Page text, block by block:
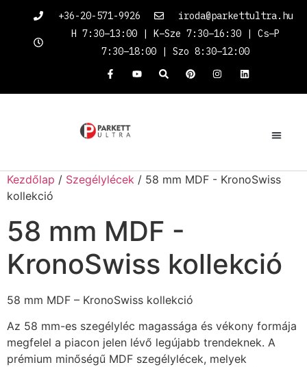
+36-20-571-9926
iroda@parkettultra.hu
H 7:30–13:00 | K–Sze 7:30–16:30 | Cs–P
7:30–18:00 | Szo 8:30–12:00
Kezdőlap / Szegélylécek / 58 mm MDF - KronoSwiss
kollekció
58 mm MDF -
KronoSwiss kollekció
58 mm MDF – KronoSwiss kollekció
Az 58 mm-es szegélyléc magassága és vékony formája
megfelel a piacon jelen lévő legújabb trendeknek. A
prémium minőségű MDF szegélylécek, melyek